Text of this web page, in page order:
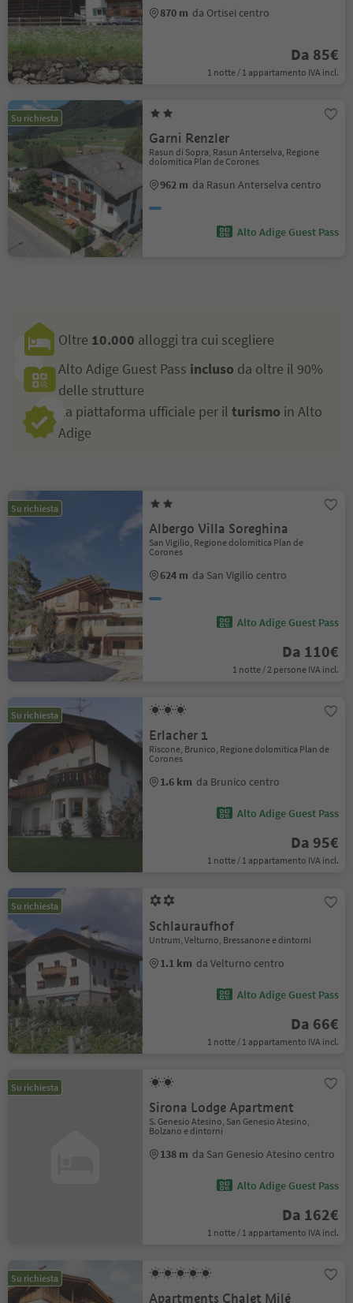
870 m da Ortisei centro
Da 85€
1 notte / 1 appartamento IVA incl.
Su richiesta
Garni Renzler
Rasun di Sopra, Rasun Anterselva, Regione
dolomitica Plan de Corones
962 m da Rasun Anterselva centro
Alto Adige Guest Pass
Oltre 10.000 alloggi tra cui scegliere
Alto Adige Guest Pass incluso da oltre il 90%
delle strutture
La piattaforma ufficiale per il turismo in Alto
Adige
Su richiesta
Albergo Villa Soreghina
San Vigilio, Regione dolomitica Plan de
Corones
624 m da San Vigilio centro
Alto Adige Guest Pass
Da 110€
1 notte / 2 persone IVA incl.
Su richiesta
Erlacher 1
Riscone, Brunico, Regione dolomitica Plan de
Corones
1.6 km da Brunico centro
Alto Adige Guest Pass
Da 95€
1 notte / 1 appartamento IVA incl.
Su richiesta
Schlauraufhof
Untrum, Velturno, Bressanone e dintorni
1.1 km da Velturno centro
Alto Adige Guest Pass
Da 66€
1 notte / 1 appartamento IVA incl.
Su richiesta
Sirona Lodge Apartment
S. Genesio Atesino, San Genesio Atesino,
Bolzano e dintorni
138 m da San Genesio Atesino centro
Alto Adige Guest Pass
Da 162€
1 notte / 1 appartamento IVA incl.
Su richiesta
Apartments Chalet Milé